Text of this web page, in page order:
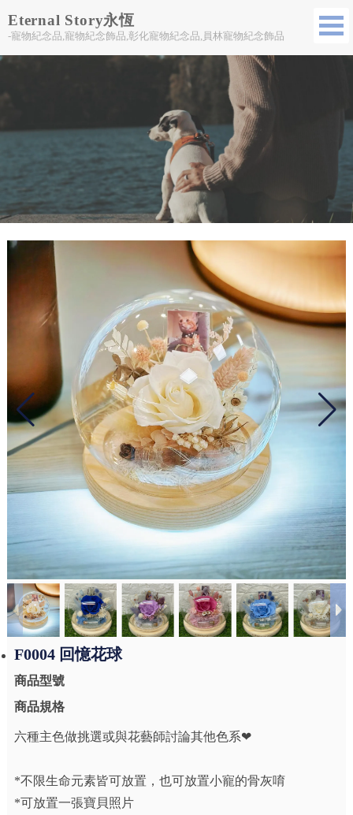
Eternal Story永恆
-寵物紀念品,寵物紀念飾品,彰化寵物紀念品,員林寵物紀念飾品
F0004 回憶花球
商品型號
商品規格
六種主色做挑選或與花藝師討論其他色系❤
*不限生命元素皆可放置，也可放置小寵的骨灰唷
*可放置一張寶貝照片